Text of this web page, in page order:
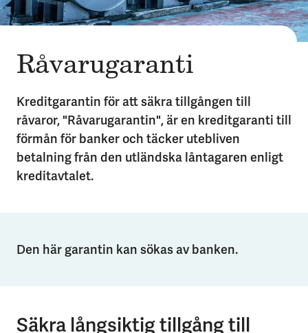
Råvarugaranti
Kreditgarantin för att säkra tillgången till
råvaror, "Råvarugarantin", är en kreditgaranti till
förmån för banker och täcker utebliven
betalning från den utländska låntagaren enligt
kreditavtalet.
Den här garantin kan sökas av banken.
Säkra långsiktig tillgång till